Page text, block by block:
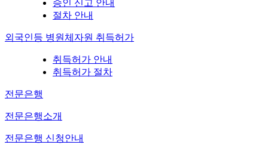
승인 신고 안내
절차 안내
외국인등 병원체자원 취득허가
취득허가 안내
취득허가 절차
전문은행
전문은행소개
전문은행 신청안내